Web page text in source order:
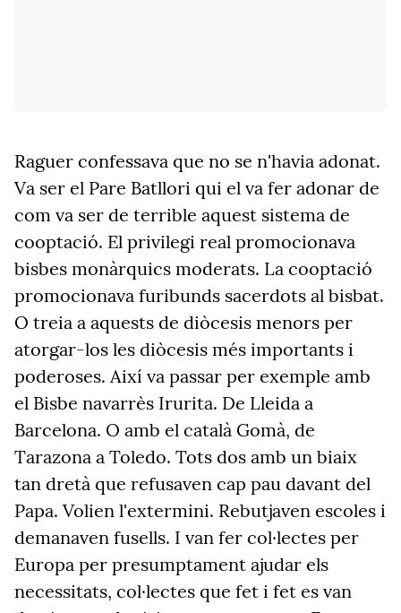
Raguer confessava que no se n'havia adonat.
Va ser el Pare Batllori qui el va fer adonar de
com va ser de terrible aquest sistema de
cooptació. El privilegi real promocionava
bisbes monàrquics moderats. La cooptació
promocionava furibunds sacerdots al bisbat.
O treia a aquests de diòcesis menors per
atorgar-los les diòcesis més importants i
poderoses. Així va passar per exemple amb
el Bisbe navarrès Irurita. De Lleida a
Barcelona. O amb el català Gomà, de
Tarazona a Toledo. Tots dos amb un biaix
tan dretà que refusaven cap pau davant del
Papa. Volien l'extermini. Rebutjaven escoles i
demanaven fusells. I van fer col·lectes per
Europa per presumptament ajudar els
necessitats, col·lectes que fet i fet es van